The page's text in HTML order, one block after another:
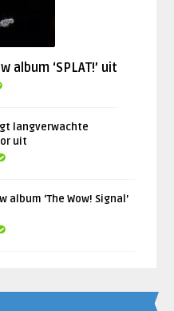
album ‘SPLAT!’ uit
langverwachte
uit
album ‘The Wow! Signal’